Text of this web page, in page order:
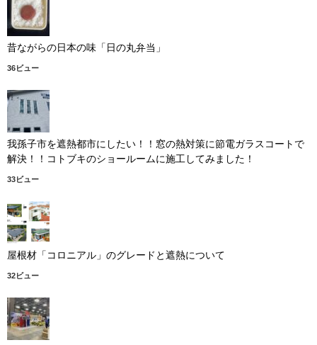
昔ながらの日本の味「日の丸弁当」
36ビュー
我孫子市を遮熱都市にしたい！！窓の熱対策に節電ガラスコートで
解決！！コトブキのショールームに施工してみました！
33ビュー
屋根材「コロニアル」のグレードと遮熱について
32ビュー